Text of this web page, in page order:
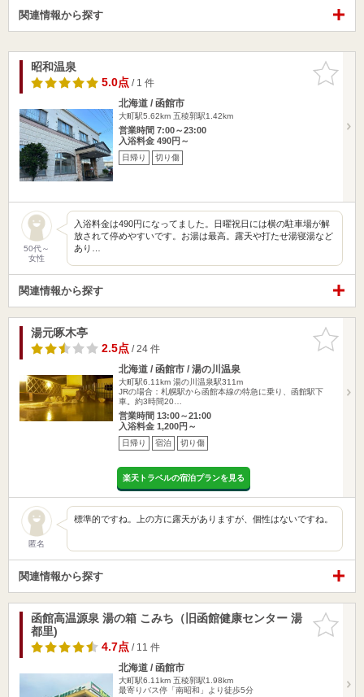
関連情報から探す
お気に入
りに追加
昭和温泉
5.0点/ 1 件
北海道 / 函館市
大町駅5.62km 五稜郭駅1.42km
営業時間 7:00～23:00
入浴料金 490円～
日帰り 切り傷
50代～
女性
入浴料金は490円になってました。日曜祝日には横の駐車場が解
放されて停めやすいです。お湯は最高。露天や打たせ湯寝湯など
あり…
関連情報から探す
お気に入
りに追加
湯元啄木亭
2.5点/ 24 件
北海道 / 函館市 / 湯の川温泉
大町駅6.11km 湯の川温泉駅311m
JRの場合：札幌駅から函館本線の特急に乗り、函館駅下
車。約3時間20…
営業時間 13:00～21:00
入浴料金 1,200円～
日帰り 宿泊 切り傷
楽天トラベルの宿泊プランを見る
匿名
標準的ですね。上の方に露天がありますが、個性はないですね。
関連情報から探す
お気に入
りに追加
函館高温源泉 湯の箱 こみち（旧函館健康センター 湯
都里)
4.7点/ 11 件
北海道 / 函館市
大町駅6.11km 五稜郭駅1.98km
最寄りバス停「南昭和」より徒歩5分